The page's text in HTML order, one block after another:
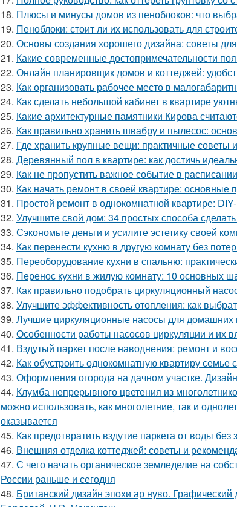
18. Плюсы и минусы домов из пеноблоков: что
19. Пеноблоки: стоит ли их использовать для
20. Основы создания хорошего дизайна: советы
21. Какие современные достопримечательности
22. Онлайн планировщик домов и коттеджей:
23. Как организовать рабочее место в
24. Как сделать небольшой кабинет в квартире
25. Какие архитектурные памятники Кирова
26. Как правильно хранить швабру и пылесос:
27. Где хранить крупные вещи: практичные советы
28. Деревянный пол в квартире: как достичь
29. Как не пропустить важное событие в
30. Как начать ремонт в своей квартире:
31. Простой ремонт в однокомнатной квартире:
32. Улучшите свой дом: 34 простых способа
33. Сэкономьте деньги и усилите эстетику своей
34. Как перенести кухню в другую комнату без
35. Переоборудование кухни в спальню:
36. Перенос кухни в жилую комнату: 10 основных
37. Как правильно подобрать циркуляционный
38. Улучшите эффективность отопления: как
39. Лучшие циркуляционные насосы для домашних
40. Особенности работы насосов циркуляции и их
41. Вздутый паркет после наводнения: ремонт и
42. Как обустроить однокомнатную квартиру
43. Оформления огорода на дачном участке.
44. Клумба непрерывного цветения из
можно использовать, как многолетние, так и
оказывается
45. Как предотвратить вздутие паркета от воды без
46. Внешняя отделка коттеджей: советы и
47. С чего начать органическое земледелие на
России раньше и сегодня
48. Британский дизайн эпохи ар нуво.